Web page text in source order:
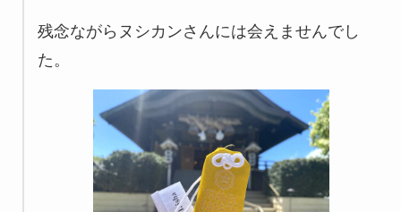
残念ながらヌシカンさんには会えませんでし
た。